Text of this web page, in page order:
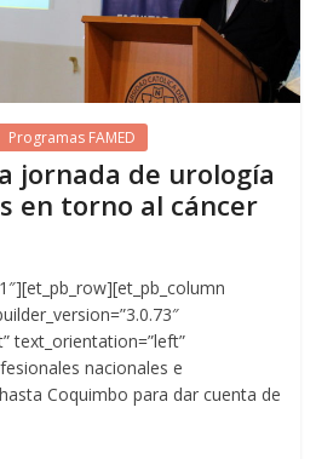
Programas FAMED
jornada de urología
en torno al cáncer
text_orientation=”left”
nacionales e
Coquimbo para dar cuenta de